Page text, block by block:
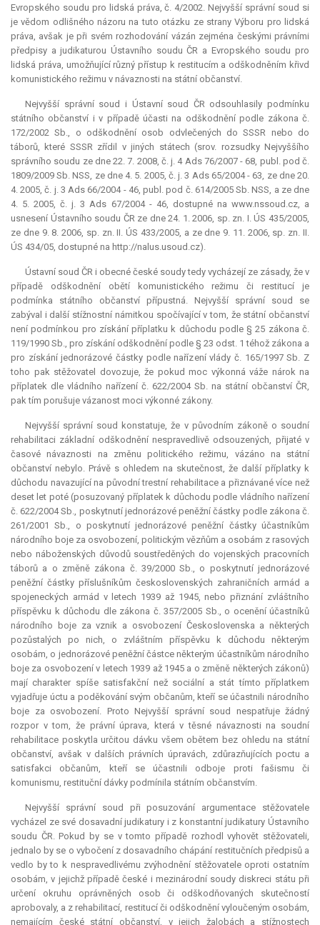
Evropského soudu pro lidská práva, č. 4/2002. Nejvyšší správní soud si
je vědom odlišného názoru na tuto otázku ze strany Výboru pro lidská
práva, avšak je při svém rozhodování vázán zejména českými právními
předpisy a judikaturou Ústavního soudu ČR a Evropského soudu pro
lidská práva, umožňující různý přístup k restitucím a odškodněním křivd
komunistického režimu v návaznosti na státní občanství.
Nejvyšší správní soud i Ústavní soud ČR odsouhlasily podmínku
státního občanství i v případě účasti na odškodnění podle zákona č.
172/2002 Sb., o odškodnění osob odvlečených do SSSR nebo do
táborů, které SSSR zřídil v jiných státech (srov. rozsudky Nejvyššího
správního soudu ze dne 22. 7. 2008, č. j. 4 Ads 76/2007 - 68, publ. pod č.
1809/2009 Sb. NSS, ze dne 4. 5. 2005, č. j. 3 Ads 65/2004 - 63, ze dne 20.
4. 2005, č. j. 3 Ads 66/2004 - 46, publ. pod č. 614/2005 Sb. NSS, a ze dne
4. 5. 2005, č. j. 3 Ads 67/2004 - 46, dostupné na www.nssoud.cz, a
usnesení Ústavního soudu ČR ze dne 24. 1. 2006, sp. zn. I. ÚS 435/2005,
ze dne 9. 8. 2006, sp. zn. II. ÚS 433/2005, a ze dne 9. 11. 2006, sp. zn. II.
ÚS 434/05, dostupné na http://nalus.usoud.cz).
Ústavní soud ČR i obecné české soudy tedy vycházejí ze zásady, že v
případě odškodnění obětí komunistického režimu či restitucí je
podmínka státního občanství přípustná. Nejvyšší správní soud se
zabýval i další stížnostní námitkou spočívající v tom, že státní občanství
není podmínkou pro získání příplatku k důchodu podle § 25 zákona č.
119/1990 Sb., pro získání odškodnění podle § 23 odst. 1 téhož zákona a
pro získání jednorázové částky podle nařízení vlády č. 165/1997 Sb. Z
toho pak stěžovatel dovozuje, že pokud moc výkonná váže nárok na
příplatek dle vládního nařízení č. 622/2004 Sb. na státní občanství ČR,
pak tím porušuje vázanost moci výkonné zákony.
Nejvyšší správní soud konstatuje, že v původním zákoně o soudní
rehabilitaci základní odškodnění nespravedlivě odsouzených, přijaté v
časové návaznosti na změnu politického režimu, vázáno na státní
občanství nebylo. Právě s ohledem na skutečnost, že další příplatky k
důchodu navazující na původní trestní rehabilitace a přiznávané více než
deset let poté (posuzovaný příplatek k důchodu podle vládního nařízení
č. 622/2004 Sb., poskytnutí jednorázové peněžní částky podle zákona č.
261/2001 Sb., o poskytnutí jednorázové peněžní částky účastníkům
národního boje za osvobození, politickým vězňům a osobám z rasových
nebo náboženských důvodů soustředěných do vojenských pracovních
táborů a o změně zákona č. 39/2000 Sb., o poskytnutí jednorázové
peněžní částky příslušníkům československých zahraničních armád a
spojeneckých armád v letech 1939 až 1945, nebo přiznání zvláštního
příspěvku k důchodu dle zákona č. 357/2005 Sb., o ocenění účastníků
národního boje za vznik a osvobození Československa a některých
pozůstalých po nich, o zvláštním příspěvku k důchodu některým
osobám, o jednorázové peněžní částce některým účastníkům národního
boje za osvobození v letech 1939 až 1945 a o změně některých zákonů)
mají charakter spíše satisfakční než sociální a stát tímto příplatkem
vyjadřuje úctu a poděkování svým občanům, kteří se účastnili národního
boje za osvobození. Proto Nejvyšší správní soud nespatřuje žádný
rozpor v tom, že právní úprava, která v těsné návaznosti na soudní
rehabilitace poskytla určitou dávku všem obětem bez ohledu na státní
občanství, avšak v dalších právních úpravách, zdůrazňujících poctu a
satisfakci občanům, kteří se účastnili odboje proti fašismu či
komunismu, restituční dávky podmínila státním občanstvím.
Nejvyšší správní soud při posuzování argumentace stěžovatele
vycházel ze své dosavadní judikatury i z konstantní judikatury Ústavního
soudu ČR. Pokud by se v tomto případě rozhodl vyhovět stěžovateli,
jednalo by se o vybočení z dosavadního chápání restitučních předpisů a
vedlo by to k nespravedlivému zvýhodnění stěžovatele oproti ostatním
osobám, v jejichž případě české i mezinárodní soudy diskreci státu při
určení okruhu oprávněných osob či odškodňovaných skutečností
aprobovaly, a z rehabilitací, restitucí či odškodnění vyloučeným osobám,
nemajícím české státní občanství, v jejich žalobách a stížnostech